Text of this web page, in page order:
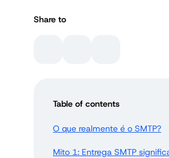
Share to
Table of contents
O que realmente é o SMTP?
Mito 1: Entrega SMTP